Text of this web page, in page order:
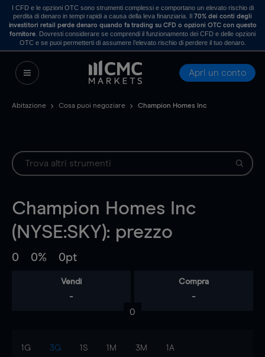
I CFD e le opzioni OTC sono strumenti complessi e comportano un elevato rischio di
perdita di denaro in tempi rapidi a causa della leva finanziaria. Il70% dei conti degli
investitori retail perde denaro quando fa trading su CFD o opzioni OTC con questo
fornitore . Dovresti considerare se comprendi il funzionamento dei CFD e delle opzioni
OTC e se puoi permetterti di assumere l’elevato rischio di perdere il tuo denaro.
Apri un conto
Abitazione Cosa puoi negoziare Champion Homes Inc
Champion Homes Inc
(NYSE:SKY): prezzo
0 0% 0pt
Vendi
-
Compra
-
0
1G 3G 1S 1M 3M 1A